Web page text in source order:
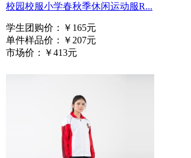
校园校服小学春秋季休闲运动服R...
学生团购价：
￥165元
单件样品价：
￥207元
市场价：
￥413元